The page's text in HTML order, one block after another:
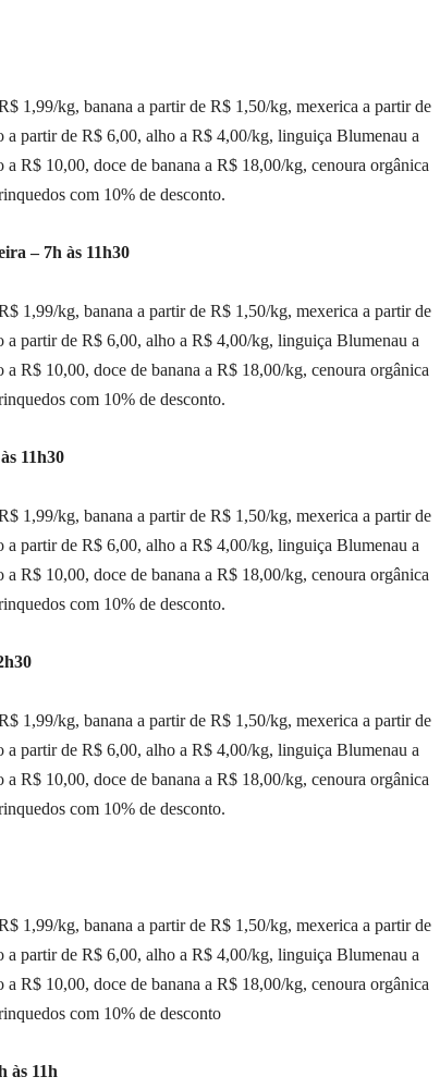
1,99/kg, banana a partir de R$ 1,50/kg, mexerica a partir de
partir de R$ 6,00, alho a R$ 4,00/kg, linguiça Blumenau a
R$ 10,00, doce de banana a R$ 18,00/kg, cenoura orgânica
com 10% de desconto.
– 7h às 11h30
1,99/kg, banana a partir de R$ 1,50/kg, mexerica a partir de
partir de R$ 6,00, alho a R$ 4,00/kg, linguiça Blumenau a
R$ 10,00, doce de banana a R$ 18,00/kg, cenoura orgânica
com 10% de desconto.
11h30
1,99/kg, banana a partir de R$ 1,50/kg, mexerica a partir de
partir de R$ 6,00, alho a R$ 4,00/kg, linguiça Blumenau a
R$ 10,00, doce de banana a R$ 18,00/kg, cenoura orgânica
com 10% de desconto.
1,99/kg, banana a partir de R$ 1,50/kg, mexerica a partir de
partir de R$ 6,00, alho a R$ 4,00/kg, linguiça Blumenau a
R$ 10,00, doce de banana a R$ 18,00/kg, cenoura orgânica
com 10% de desconto.
1,99/kg, banana a partir de R$ 1,50/kg, mexerica a partir de
partir de R$ 6,00, alho a R$ 4,00/kg, linguiça Blumenau a
R$ 10,00, doce de banana a R$ 18,00/kg, cenoura orgânica
com 10% de desconto
às 11h